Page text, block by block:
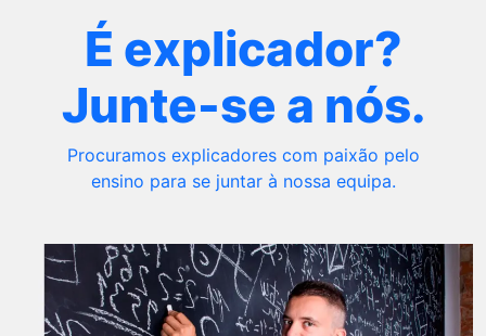
É explicador?
Junte-se a nós.
Procuramos explicadores com paixão pelo
ensino para se juntar à nossa equipa.